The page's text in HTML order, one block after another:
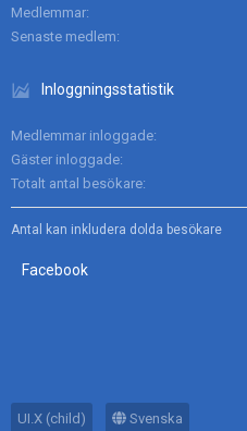
Medlemmar
Senaste medlem
Inloggningsstatistik
Medlemmar inloggade
Gäster inloggade
Totalt antal besökare
Antal kan inkludera dolda besökare
Facebook
UI.X (child) Svenska